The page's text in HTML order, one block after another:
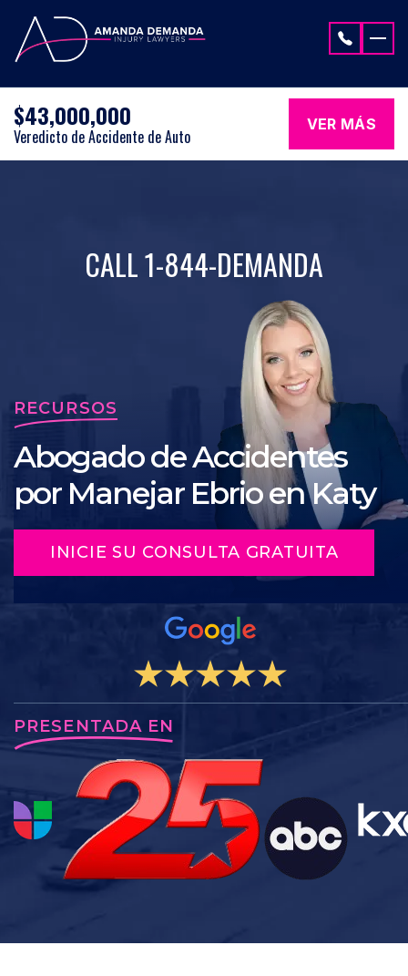
$43,000,000
Veredicto de Accidente de Auto
VER MÁS
CALL 1-844-DEMANDA
RECURSOS
Abogado de Accidentes
por Manejar Ebrio en Katy
INICIE SU CONSULTA GRATUITA
PRESENTADA EN